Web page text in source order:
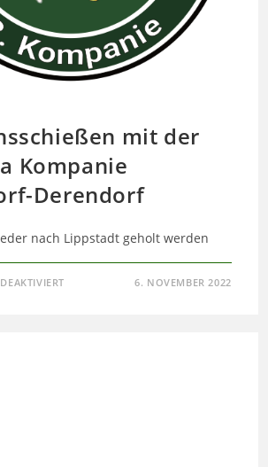
mit der
Kompanie
Derendorf
nach Lippstadt geholt werden
6. NOVEMBER 2022